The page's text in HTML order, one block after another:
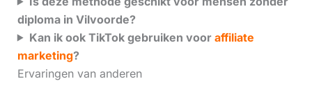
diploma in Vilvoorde?
Kan ik ook TikTok gebruiken voor affiliate
marketing?
Ervaringen van anderen